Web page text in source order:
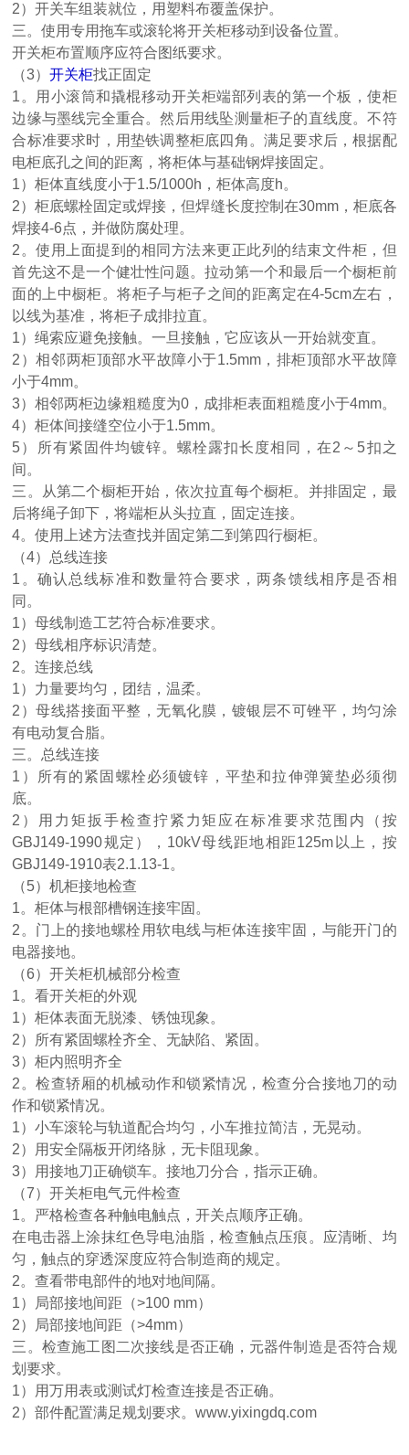
2）开关车组装就位，用塑料布覆盖保护。
三。使用专用拖车或滚轮将开关柜移动到设备位置。
开关柜布置顺序应符合图纸要求。
（3）开关柜找正固定
1。用小滚筒和撬棍移动开关柜端部列表的第一个板，使柜
边缘与墨线完全重合。然后用线坠测量柜子的直线度。不符
合标准要求时，用垫铁调整柜底四角。满足要求后，根据配
电柜底孔之间的距离，将柜体与基础钢焊接固定。
1）柜体直线度小于1.5/1000h，柜体高度h。
2）柜底螺栓固定或焊接，但焊缝长度控制在30mm，柜底各
焊接4-6点，并做防腐处理。
2。使用上面提到的相同方法来更正此列的结束文件柜，但
首先这不是一个健壮性问题。拉动第一个和最后一个橱柜前
面的上中橱柜。将柜子与柜子之间的距离定在4-5cm左右，
以线为基准，将柜子成排拉直。
1）绳索应避免接触。一旦接触，它应该从一开始就变直。
2）相邻两柜顶部水平故障小于1.5mm，排柜顶部水平故障
小于4mm。
3）相邻两柜边缘粗糙度为0，成排柜表面粗糙度小于4mm。
4）柜体间接缝空位小于1.5mm。
5）所有紧固件均镀锌。螺栓露扣长度相同，在2～5扣之
间。
三。从第二个橱柜开始，依次拉直每个橱柜。并排固定，最
后将绳子卸下，将端柜从头拉直，固定连接。
4。使用上述方法查找并固定第二到第四行橱柜。
（4）总线连接
1。确认总线标准和数量符合要求，两条馈线相序是否相
同。
1）母线制造工艺符合标准要求。
2）母线相序标识清楚。
2。连接总线
1）力量要均匀，团结，温柔。
2）母线搭接面平整，无氧化膜，镀银层不可锉平，均匀涂
有电动复合脂。
三。总线连接
1）所有的紧固螺栓必须镀锌，平垫和拉伸弹簧垫必须彻
底。
2）用力矩扳手检查拧紧力矩应在标准要求范围内（按
GBJ149-1990规定），10kV母线距地相距125m以上，按
GBJ149-1910表2.1.13-1。
（5）机柜接地检查
1。柜体与根部槽钢连接牢固。
2。门上的接地螺栓用软电线与柜体连接牢固，与能开门的
电器接地。
（6）开关柜机械部分检查
1。看开关柜的外观
1）柜体表面无脱漆、锈蚀现象。
2）所有紧固螺栓齐全、无缺陷、紧固。
3）柜内照明齐全
2。检查轿厢的机械动作和锁紧情况，检查分合接地刀的动
作和锁紧情况。
1）小车滚轮与轨道配合均匀，小车推拉简洁，无晃动。
2）用安全隔板开闭络脉，无卡阻现象。
3）用接地刀正确锁车。接地刀分合，指示正确。
（7）开关柜电气元件检查
1。严格检查各种触电触点，开关点顺序正确。
在电击器上涂抹红色导电油脂，检查触点压痕。应清晰、均
匀，触点的穿透深度应符合制造商的规定。
2。查看带电部件的地对地间隔。
1）局部接地间距（>100 mm）
2）局部接地间距（>4mm）
三。检查施工图二次接线是否正确，元器件制造是否符合规
划要求。
1）用万用表或测试灯检查连接是否正确。
2）部件配置满足规划要求。www.yixingdq.com